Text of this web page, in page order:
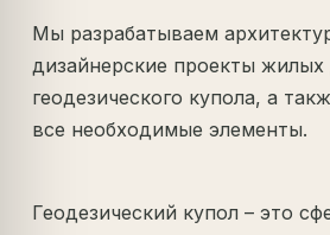
Мы разрабатываем
дизайнерские проекты
геодезического купола, а
все необходимые элементы.
Геодезический купол – это